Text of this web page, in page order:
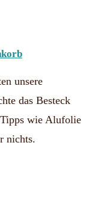
unsere
das Besteck
Tipps wie Alufolie
nichts.